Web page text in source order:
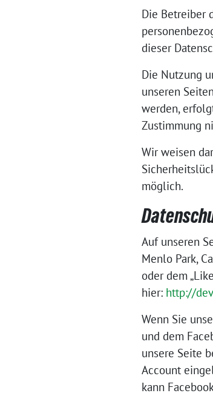
Die Betreiber
dieser
Die Nutzung
unseren
werden,
Zustimmung
Wir weisen
möglich.
Auf unseren
Menlo Park,
oder dem
hier: http://
Wenn Sie
und dem
unsere Seite
Account
kann